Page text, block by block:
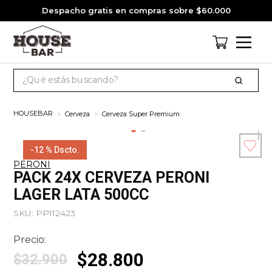
Despacho gratis en compras sobre $60.000
jagermeister
3.
pack
4
gin
5.
jack daniels
7
whisky
Cerveza Cerveza Super Premium
-12 % Dscto.
PERONI
PACK 24X CERVEZA PERONI
LAGER LATA 500CC
SKU: PP112423
Precio:
$32.900 $28.800